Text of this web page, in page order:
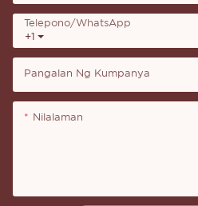
+1
Telepono/whatsApp
Pangalan Ng Kumpanya
Nilalaman